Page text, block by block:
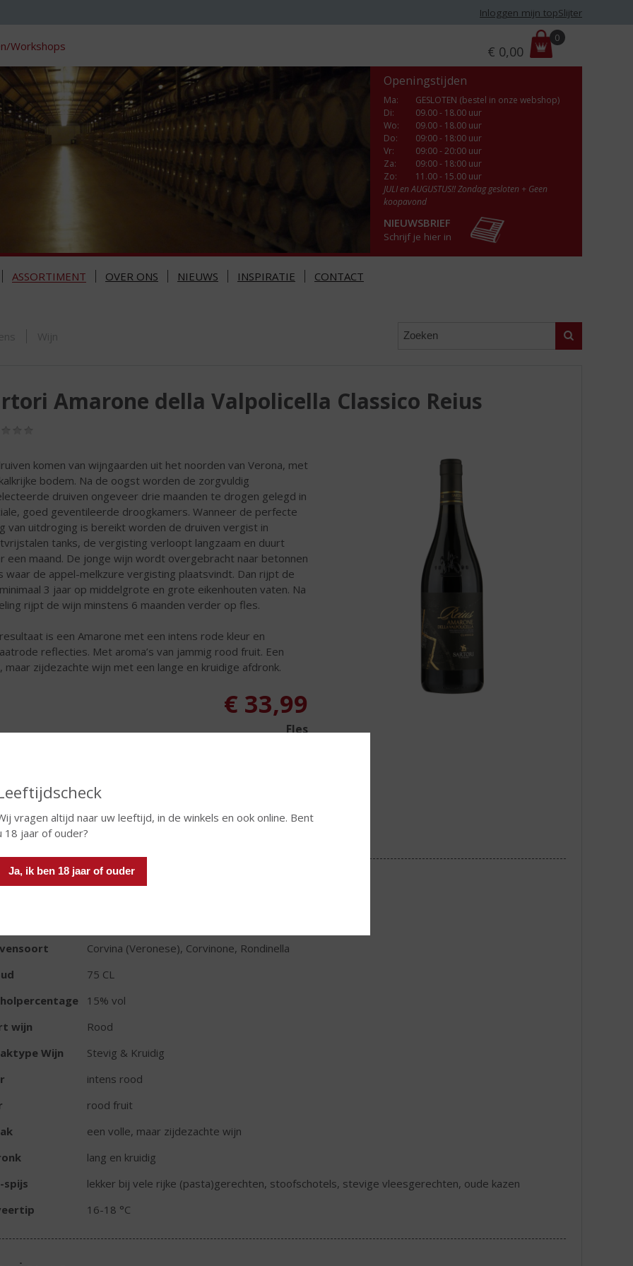
vragen altijd naar uw leeftijd, in de winkels en ook online. Bent
18 jaar of ouder?
Ja, ik ben 18 jaar of ouder
Inloggen mijn topSlijter
Workshops
r
i
s
€ 0,00
0
Openingstijden
Ma:
GESLOTEN (bestel in onze webshop)
Di:
09.00 - 18.00 uur
Wo:
09.00 - 18.00 uur
Do:
09:00 - 18:00 uur
Vr:
09:00 - 20:00 uur
Za:
09:00 - 18:00 uur
Zo:
11.00 - 15.00 uur
JULI en AUGUSTUS!! Zondag gesloten + Geen
koopavond
NIEUWSBRIEF
Schrijf je hier in
ASSORTIMENT OVER ONS NIEUWS INSPIRATIE CONTACT
Zoeken
Wijn
Amarone della Valpolicella Classico Reius
komen van wijngaarden uit het noorden van Verona, met
bodem. Na de oogst worden de zorgvuldig
druiven ongeveer drie maanden te drogen gelegd in
goed geventileerde droogkamers. Wanneer de perfecte
van uitdroging is bereikt worden de druiven vergist in
tanks, de vergisting verloopt langzaam en duurt
een maand. De jonge wijn wordt overgebracht naar betonnen
waar de appel-melkzure vergisting plaatsvindt. Dan rijpt de
3 jaar op middelgrote en grote eikenhouten vaten. Na
rijpt de wijn minstens 6 maanden verder op fles.
is een Amarone met een intens rode kleur en
reflecties. Met aroma’s van jammig rood fruit. Een
maar zijdezachte wijn met een lange en kruidige afdronk.
€ 33,99
Fles
In winkelmand
Corvina (Veronese), Corvinone, Rondinella
75 CL
15% vol
wijn
Rood
Wijn
Stevig & Kruidig
intens rood
rood fruit
een volle, maar zijdezachte wijn
lang en kruidig
spijs
lekker bij vele rijke (pasta)gerechten, stoofschotels, stevige vleesgerechten, oude kazen
16-18 °C